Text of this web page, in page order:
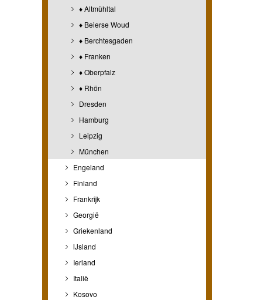
♦ Altmühltal
♦ Beierse Woud
♦ Berchtesgaden
♦ Franken
♦ Oberpfalz
♦ Rhön
Dresden
Hamburg
Leipzig
München
Engeland
Finland
Frankrijk
Georgië
Griekenland
IJsland
Ierland
Italië
Kosovo